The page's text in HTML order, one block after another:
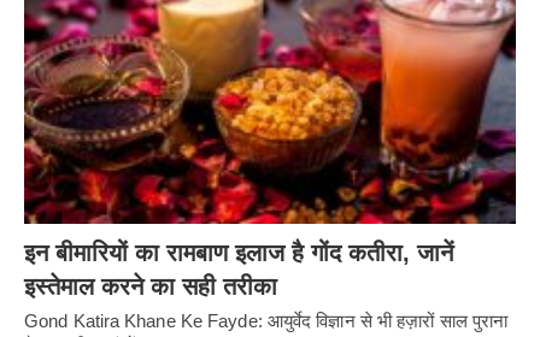
इन बीमारियों का रामबाण इलाज है गोंद कतीरा, जानें
इस्तेमाल करने का सही तरीका
Gond Katira Khane Ke Fayde: आयुर्वेद विज्ञान से भी हज़ारों साल पुराना